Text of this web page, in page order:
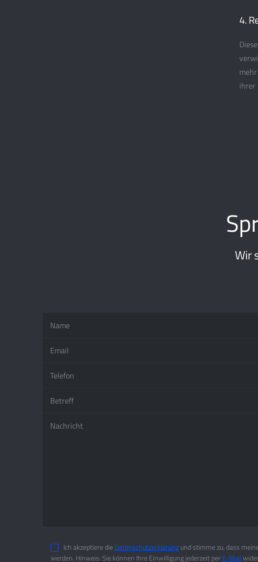
4.
ihrer
Wir
Ich akzeptiere dieDatenschutzerklärungund stimme zu, dass
werden. Hinweis: Sie können Ihre Einwilligung jederzeit perE-Mail